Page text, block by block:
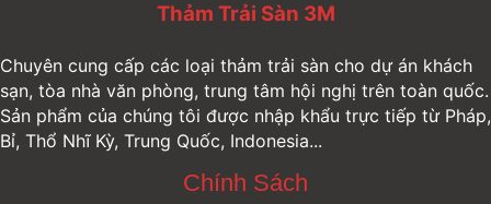
Thảm Trải Sàn 3M
Chuyên cung cấp các loại thảm trải sàn cho dự án khách
sạn, tòa nhà văn phòng, trung tâm hội nghị trên toàn quốc.
Sản phẩm của chúng tôi được nhập khẩu trực tiếp từ Pháp,
Bỉ, Thổ Nhĩ Kỳ, Trung Quốc, Indonesia...
Chính Sách